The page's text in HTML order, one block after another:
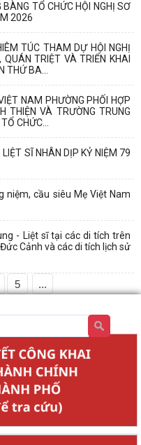
BÀNG TỔ CHỨC HỘI NGHỊ SƠ
2026
TÚC THAM DỰ HỘI NGHỊ
QUÁN TRIỆT VÀ TRIỂN KHAI
THỨ BA...
NAM PHƯỜNG PHỐI HỢP
THIỆN VÀ TRƯỜNG TRUNG
CHỨC...
SĨ NHÂN DỊP KỶ NIỆM 79
niệm, cầu siêu Mẹ Việt Nam
- Liệt sĩ tại các di tích trên
Cảnh và các di tích lịch sử
5 ...